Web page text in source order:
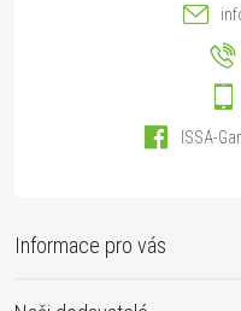
Informace pro vás
ISSA-